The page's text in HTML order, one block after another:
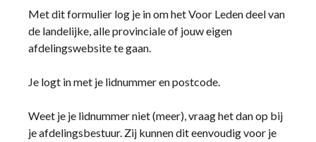
Met dit formulier log je in om het Voor Leden deel van
de landelijke, alle provinciale of jouw eigen
afdelingswebsite te gaan.
Je logt in met je lidnummer en postcode.
Weet je je lidnummer niet (meer), vraag het dan op bij
je afdelingsbestuur. Zij kunnen dit eenvoudig voor je